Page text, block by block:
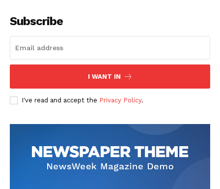
SUSCRIBETE
Diario los Andes
Subscribe
I WANT IN
I've read and accept the Privacy Policy.